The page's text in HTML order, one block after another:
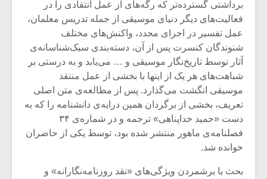
برداشتی گسترده‌تر که رگه‌های از عمل انتقادی را در
فعالیت‌های دیگر دنیای موسیقی از جمله تدریس معلمان،
عمل تفسیر در اجرای مجدد، واکنش‌های مختلف
شنوندگان کنسرت پس از آن، دسته‌بندی سبک‌شناسانه‌ی
آثار توسط تاریخ‌نگار موسیقی و … می‌یابد و به درستی بر
شباهت‌های هر یک از اینها با بخشی از عمل منتقد
موسیقی انگشت می‌گذارد. پس از مطالعه‌ی متن اصلی
تعریف، بخشی از برگردان همین درایه‌ی دانشنامه را که به
دست «حمید خداپناهی» ترجمه و در شماره‌ی ۳۴
فصلنامه‌ی ماهور منتشر شده بود، توسط یکی از حاضران
خوانده شد.
بحث با برشمردن ویژگی‌های «نقد روزنامه‌نگارانه» و